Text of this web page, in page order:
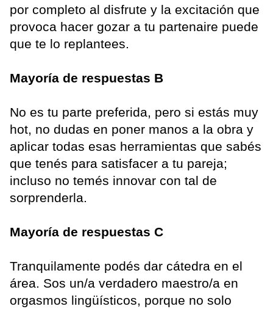
por completo al disfrute y la excitación que
provoca hacer gozar a tu partenaire puede
que te lo replantees.
Mayoría de respuestas B
No es tu parte preferida, pero si estás muy
hot, no dudas en poner manos a la obra y
aplicar todas esas herramientas que sabés
que tenés para satisfacer a tu pareja;
incluso no temés innovar con tal de
sorprenderla.
Mayoría de respuestas C
Tranquilamente podés dar cátedra en el
área. Sos un/a verdadero maestro/a en
orgasmos lingüísticos, porque no solo